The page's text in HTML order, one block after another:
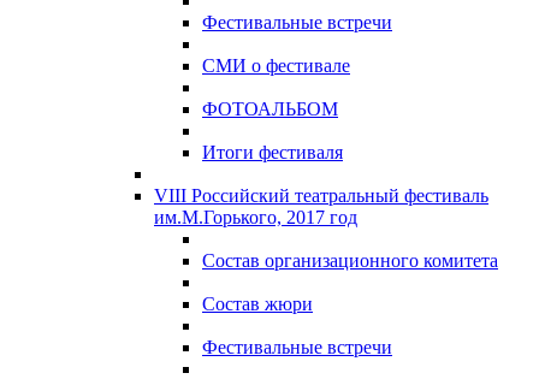
Фестивальные встречи
СМИ о фестивале
ФОТОАЛЬБОМ
Итоги фестиваля
VIII Российский театральный фестиваль
им.М.Горького, 2017 год
Состав организационного комитета
Состав жюри
Фестивальные встречи